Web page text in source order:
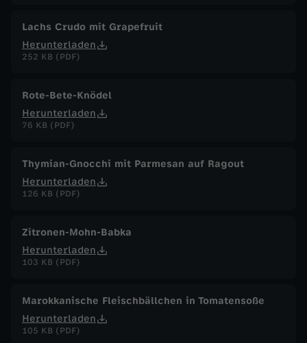
Lachs Crudo mit Grapefruit
Herunterladen
252 KB (PDF)
Rote-Bete-Knödel
Herunterladen
76 KB (PDF)
Thymian-Gnocchi mit Parmesan auf Ragout
Herunterladen
126 KB (PDF)
Zitronen-Mohn-Babka
Herunterladen
103 KB (PDF)
Marokkanische Fleischbällchen in Tomatensoße
Herunterladen
105 KB (PDF)